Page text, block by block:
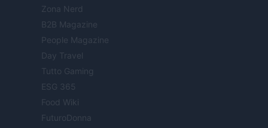
Zona Nerd
B2B Magazine
People Magazine
Day Travel
Tutto Gaming
ESG 365
Food Wiki
FuturoDonna